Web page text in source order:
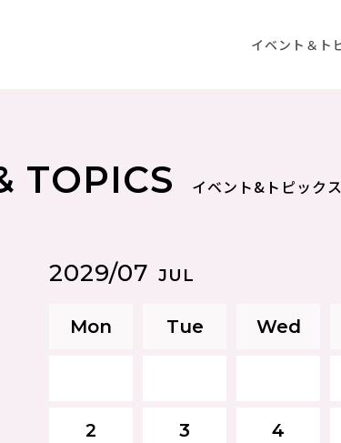
イベント＆ト
TOPICS イベント&トピックス
2029/07 JUL
Mon Tue Wed
2 3 4